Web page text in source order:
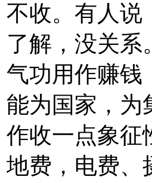
不收。有人说
了解，没关系
气功用作赚钱
能为国家，为
作收一点象征
地费，电费、